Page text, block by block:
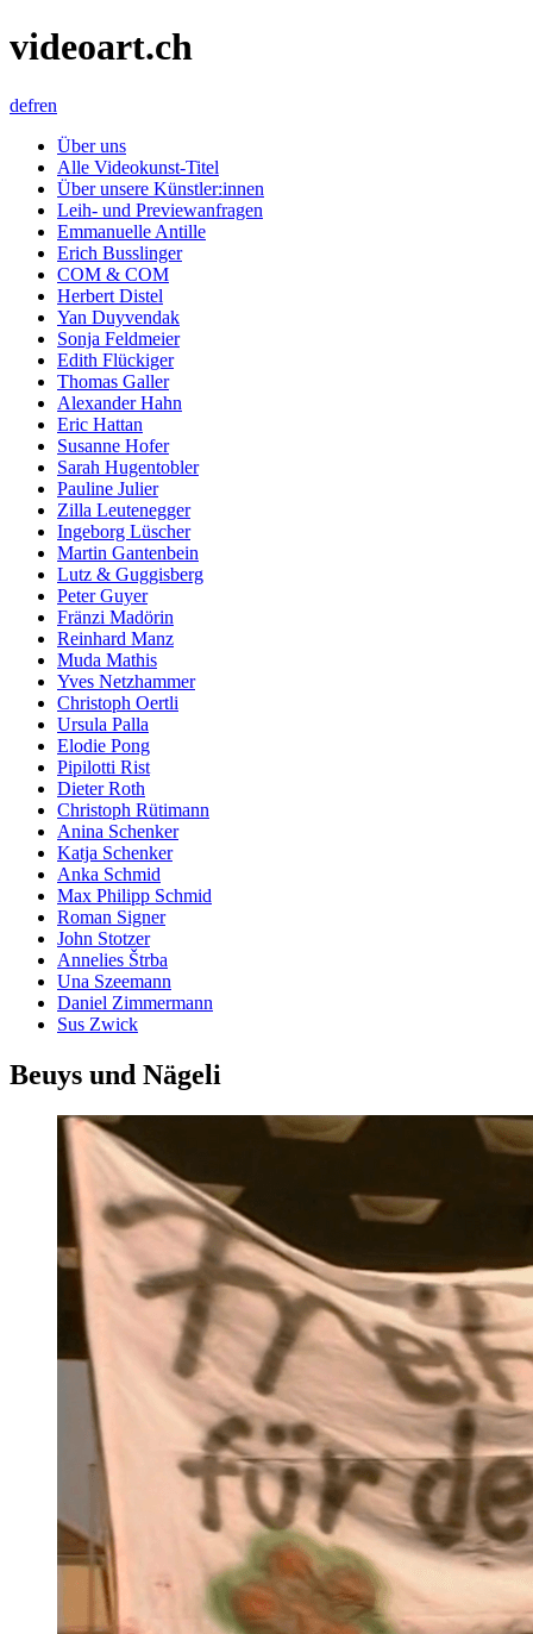
videoart.ch
defren
Über uns
Alle Videokunst-Titel
Über unsere Künstler:innen
Leih- und Previewanfragen
Emmanuelle Antille
Erich Busslinger
COM & COM
Herbert Distel
Yan Duyvendak
Sonja Feldmeier
Edith Flückiger
Thomas Galler
Alexander Hahn
Eric Hattan
Susanne Hofer
Sarah Hugentobler
Pauline Julier
Zilla Leutenegger
Ingeborg Lüscher
Martin Gantenbein
Lutz & Guggisberg
Peter Guyer
Fränzi Madörin
Reinhard Manz
Muda Mathis
Yves Netzhammer
Christoph Oertli
Ursula Palla
Elodie Pong
Pipilotti Rist
Dieter Roth
Christoph Rütimann
Anina Schenker
Katja Schenker
Anka Schmid
Max Philipp Schmid
Roman Signer
John Stotzer
Annelies Štrba
Una Szeemann
Daniel Zimmermann
Sus Zwick
Beuys und Nägeli